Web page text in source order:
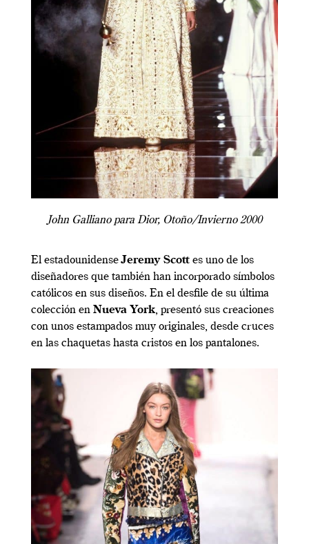
John Galliano para Dior, Otoño/Invierno 2000
El estadounidenseJeremy Scott es uno de los
diseñadores que también han incorporado símbolos
católicos en sus diseños. En el desfile de su última
colección en Nueva York, presentó sus creaciones
con unos estampados muy originales, desde cruces
en las chaquetas hasta cristos en los pantalones.